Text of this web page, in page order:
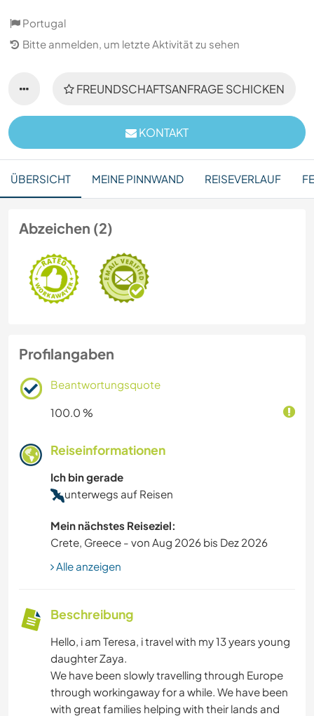
Portugal
Bitte anmelden, um letzte Aktivität zu sehen
FREUNDSCHAFTSANFRAGE SCHICKEN
KONTAKT
ÜBERSICHT MEINE PINNWAND REISEVERLAUF
Abzeichen (2)
Profilangaben
Beantwortungsquote
100.0 %
Reiseinformationen
Ich bin gerade
unterwegs auf Reisen
Mein nächstes Reiseziel:
Crete, Greece - von Aug 2026 bis Dez 2026
Alle anzeigen
Beschreibung
Hello, i am Teresa, i travel with my 13 years young
daughter Zaya.
We have been slowly travelling through Europe
through workingaway for a while. We have been
with great families helping with their lands and